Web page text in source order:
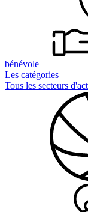
bénévole
Les catégories
Tous les secteurs